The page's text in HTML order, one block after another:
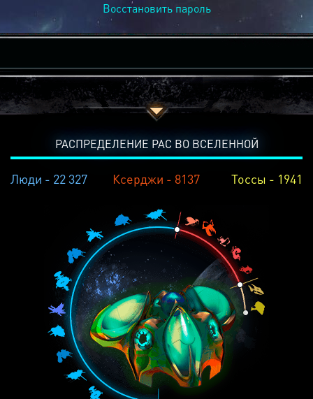
Восстановить пароль
РАСПРЕДЕЛЕНИЕ РАС ВО ВСЕЛЕННОЙ
Люди - 22 327 Ксерджи - 8137 Тоссы - 1941